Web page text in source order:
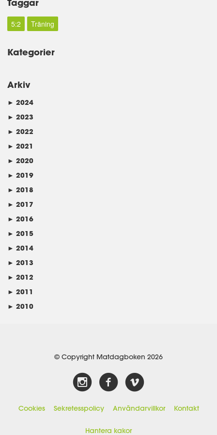
Taggar
5:2 Träning
Kategorier
Arkiv
► 2024
► 2023
► 2022
► 2021
► 2020
► 2019
► 2018
► 2017
► 2016
► 2015
► 2014
► 2013
► 2012
► 2011
► 2010
© Copyright Matdagboken 2026
Cookies Sekretesspolicy Användarvillkor Kontakt
Hantera kakor